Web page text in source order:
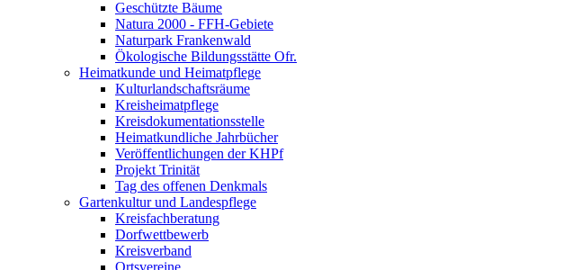
Geschützte Bäume
Natura 2000 - FFH-Gebiete
Naturpark Frankenwald
Ökologische Bildungsstätte Ofr.
Heimatkunde und Heimatpflege
Kulturlandschaftsräume
Kreisheimatpflege
Kreisdokumentationsstelle
Heimatkundliche Jahrbücher
Veröffentlichungen der KHPf
Projekt Trinität
Tag des offenen Denkmals
Gartenkultur und Landespflege
Kreisfachberatung
Dorfwettbewerb
Kreisverband
Ortsvereine